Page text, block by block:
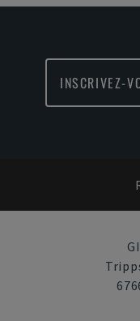
INSCRIVEZ-